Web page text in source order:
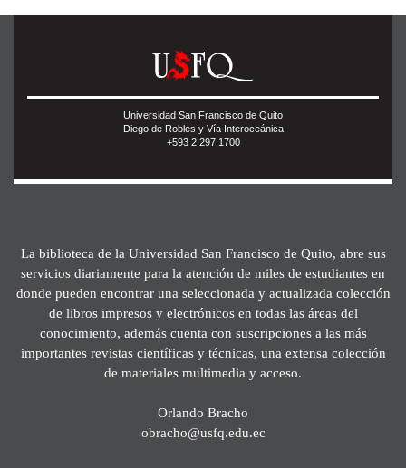
Universidad San Francisco de Quito
Diego de Robles y Vía Interoceánica
+593 2 297 1700
La biblioteca de la Universidad San Francisco de Quito, abre sus
servicios diariamente para la atención de miles de estudiantes en
donde pueden encontrar una seleccionada y actualizada colección
de libros impresos y electrónicos en todas las áreas del
conocimiento, además cuenta con suscripciones a las más
importantes revistas científicas y técnicas, una extensa colección
de materiales multimedia y acceso.
Orlando Bracho
obracho@usfq.edu.ec